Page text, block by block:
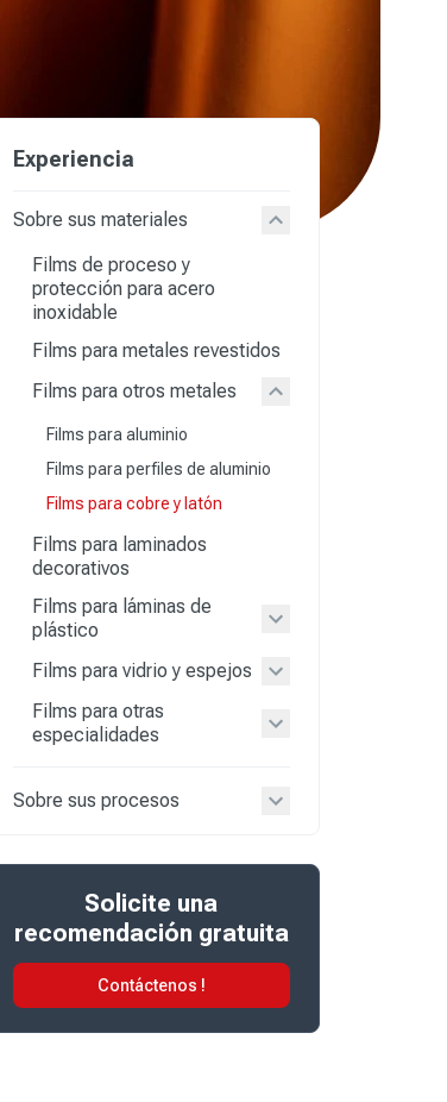
Experiencia
Sobre sus materiales
Films de proceso y
protección para acero
inoxidable
Films para metales revestidos
Films para otros metales
Films para aluminio
Films para perfiles de aluminio
Films para cobre y latón
Films para laminados
decorativos
Films para láminas de
plástico
Films para vidrio y espejos
Films para otras
especialidades
Sobre sus procesos
Solicite una
recomendación gratuita
Contáctenos !